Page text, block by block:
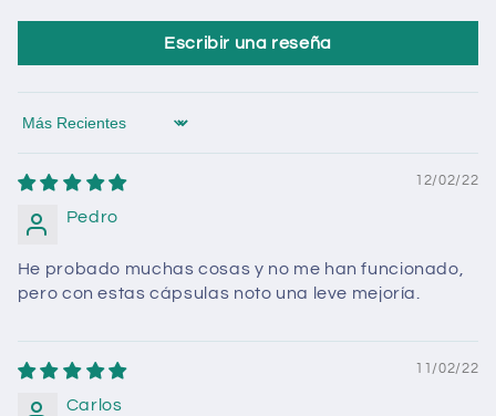
Escribir una reseña
Sort by
12/02/22
Pedro
He probado muchas cosas y no me han funcionado,
pero con estas cápsulas noto una leve mejoría.
11/02/22
Carlos